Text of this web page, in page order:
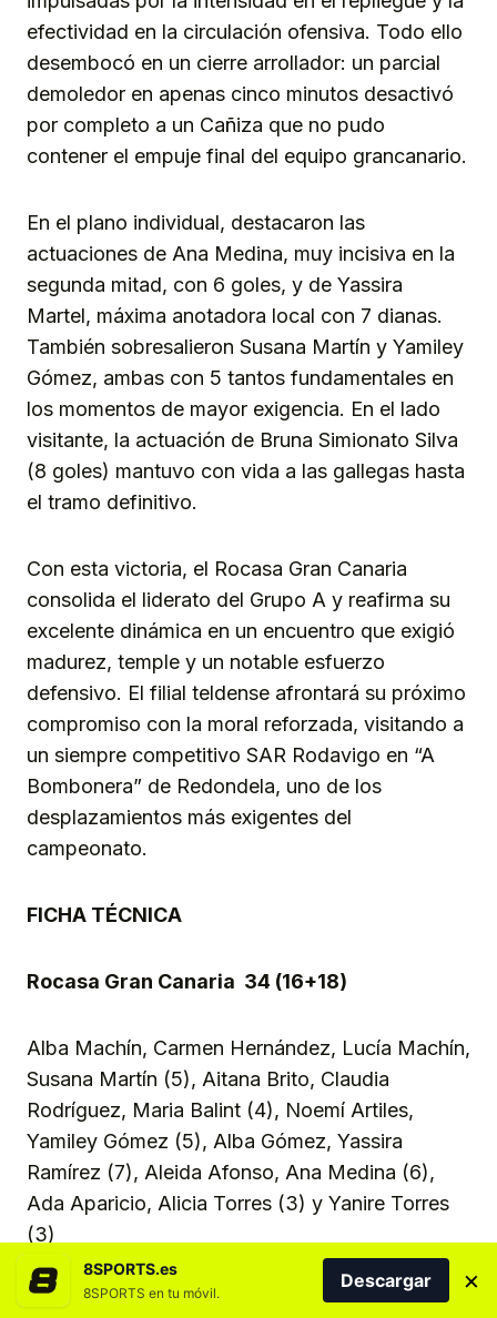
efectividad en la circulación ofensiva. Todo ello
desembocó en un cierre arrollador: un parcial
demoledor en apenas cinco minutos desactivó
por completo a un Cañiza que no pudo
contener el empuje final del equipo grancanario.
En el plano individual, destacaron las
actuaciones de Ana Medina, muy incisiva en la
segunda mitad, con 6 goles, y de Yassira
Martel, máxima anotadora local con 7 dianas.
También sobresalieron Susana Martín y Yamiley
Gómez, ambas con 5 tantos fundamentales en
los momentos de mayor exigencia. En el lado
visitante, la actuación de Bruna Simionato Silva
(8 goles) mantuvo con vida a las gallegas hasta
el tramo definitivo.
Con esta victoria, el Rocasa Gran Canaria
consolida el liderato del Grupo A y reafirma su
excelente dinámica en un encuentro que exigió
madurez, temple y un notable esfuerzo
defensivo. El filial teldense afrontará su próximo
compromiso con la moral reforzada, visitando a
un siempre competitivo SAR Rodavigo en “A
Bombonera” de Redondela, uno de los
desplazamientos más exigentes del
campeonato.
FICHA TÉCNICA
Rocasa Gran Canaria 34 (16+18)
Alba Machín, Carmen Hernández, Lucía Machín,
Susana Martín (5), Aitana Brito, Claudia
Rodríguez, Maria Balint (4), Noemí Artiles,
Yamiley Gómez (5), Alba Gómez, Yassira
Ramírez (7), Aleida Afonso, Ana Medina (6),
Ada Aparicio, Alicia Torres (3) y Yanire Torres
(3)
Entrenador:Ricardo Aguilera
8SPORTS.es
8SPORTS en tu móvil.
Descargar ×